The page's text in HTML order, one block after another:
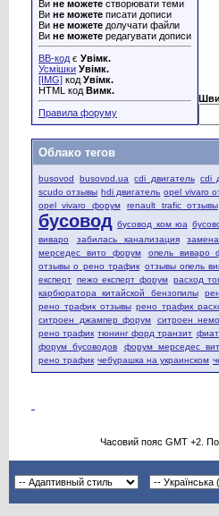
Ви не можете створювати теми
Ви не можете писати дописи
Ви не можете долучати файли
Ви не можете редагувати дописи
BB-код є Увімк.
Усмішки Увімк.
[IMG] код Увімк.
HTML код Вимк.
Правила форуму
Облако тегов
busovod busovod.ua cdi двигатель cdi
scudo отзывы hdi двигатель opel vivaro
opel vivaro форум
renault trafic отзывы
бусовод бусовод ком юа
виваро
забилась канализация
мерседес вито форум
опель виваро
отзывы о рено трафик отзывы опель
експерт пежо експерт форум расход
карбюратора китайской бензопилы
рено трафик отзывы рено трафик
ситроен джампер форум
ситроен немо
рено трафик тюнинг форд транзит фиат
форум бусоводов
форум мерседес
рено трафик чебурашка на украинском
Часовий пояс GMT +2.